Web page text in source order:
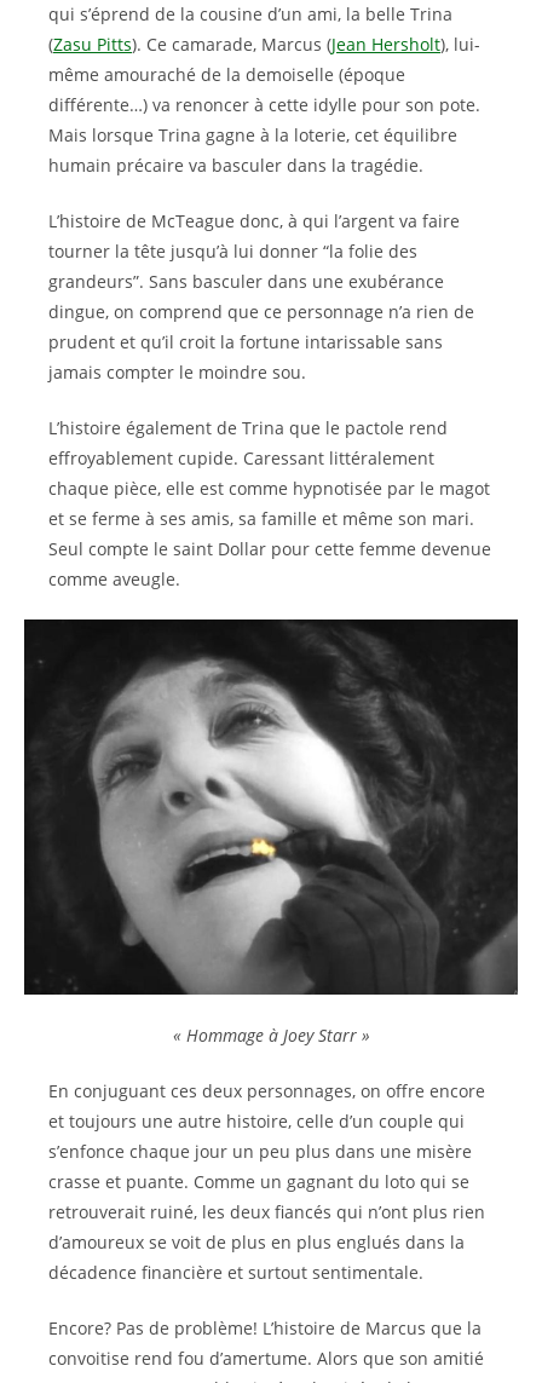
qui s’éprend de la cousine d’un ami, la belle Trina
(Zasu Pitts). Ce camarade, Marcus (Jean Hersholt), lui-
même amouraché de la demoiselle (époque
différente…) va renoncer à cette idylle pour son pote.
Mais lorsque Trina gagne à la loterie, cet équilibre
humain précaire va basculer dans la tragédie.
L’histoire de McTeague donc, à qui l’argent va faire
tourner la tête jusqu’à lui donner “la folie des
grandeurs”. Sans basculer dans une exubérance
dingue, on comprend que ce personnage n’a rien de
prudent et qu’il croit la fortune intarissable sans
jamais compter le moindre sou.
L’histoire également de Trina que le pactole rend
effroyablement cupide. Caressant littéralement
chaque pièce, elle est comme hypnotisée par le magot
et se ferme à ses amis, sa famille et même son mari.
Seul compte le saint Dollar pour cette femme devenue
comme aveugle.
« Hommage à Joey Starr »
En conjuguant ces deux personnages, on offre encore
et toujours une autre histoire, celle d’un couple qui
s’enfonce chaque jour un peu plus dans une misère
crasse et puante. Comme un gagnant du loto qui se
retrouverait ruiné, les deux fiancés qui n’ont plus rien
d’amoureux se voit de plus en plus englués dans la
décadence financière et surtout sentimentale.
Encore? Pas de problème! L’histoire de Marcus que la
convoitise rend fou d’amertume. Alors que son amitié